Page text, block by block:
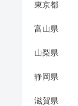
東京都
富山県
山梨県
静岡県
滋賀県